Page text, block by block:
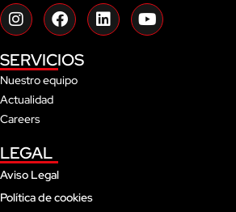
I
n
t
a
g
r
a
F
a
e
b
o
L
i
Y
o
SERVICIOS
Nuestro equipo
Actualidad
Careers
LEGAL
Aviso Legal
Política de cookies